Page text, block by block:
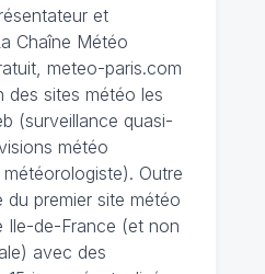
et
Chaîne Météo
meteo-paris.com
des sites météo les
(surveillance quasi-
météo
Outre
premier site météo
Ile-de-France (et non
avec des